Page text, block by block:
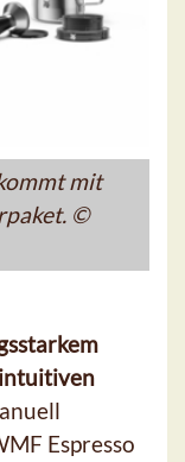
mit
©
Espresso